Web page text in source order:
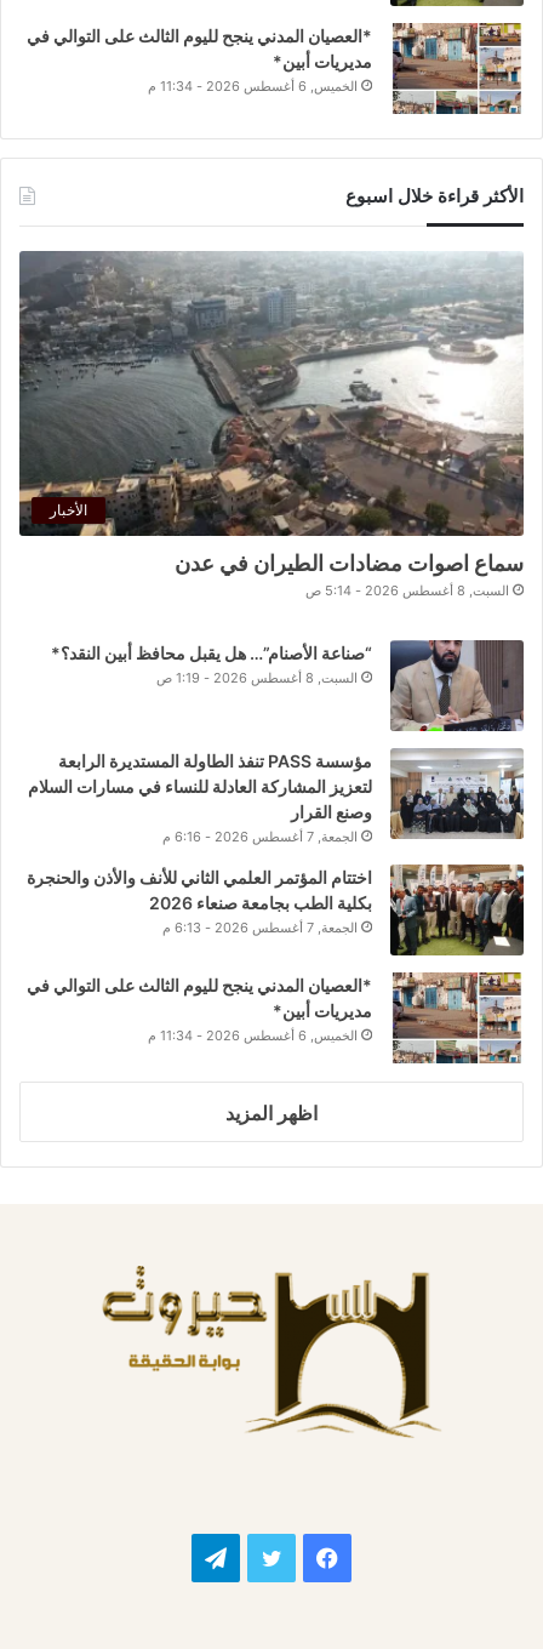
*العصيان المدني ينجح لليوم الثالث على التوالي في
مديريات أبين*
الخميس, 6 أغسطس 2026 - 11:34 م
الأكثر قراءة خلال اسبوع
الأخبار
سماع اصوات مضادات الطيران في عدن
السبت, 8 أغسطس 2026 - 5:14 ص
“صناعة الأصنام”… هل يقبل محافظ أبين النقد؟*
السبت, 8 أغسطس 2026 - 1:19 ص
مؤسسة PASS تنفذ الطاولة المستديرة الرابعة
لتعزيز المشاركة العادلة للنساء في مسارات السلام
وصنع القرار
الجمعة, 7 أغسطس 2026 - 6:16 م
اختتام المؤتمر العلمي الثاني للأنف والأذن والحنجرة
بكلية الطب بجامعة صنعاء 2026
الجمعة, 7 أغسطس 2026 - 6:13 م
*العصيان المدني ينجح لليوم الثالث على التوالي في
مديريات أبين*
الخميس, 6 أغسطس 2026 - 11:34 م
اظهر المزيد
فيسبوك تويتر تيلقرام